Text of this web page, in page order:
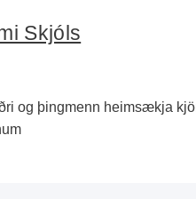
Skjóls
og þingmenn heimsækja